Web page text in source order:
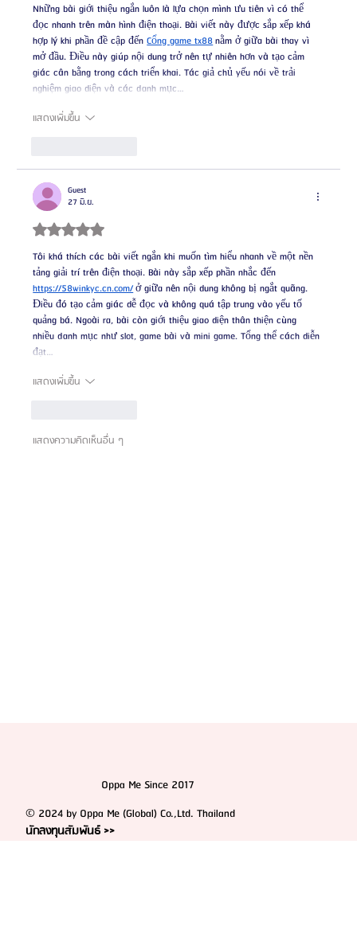
Những bài giới thiệu ngắn luôn là lựa chọn mình ưu tiên vì có thể
đọc nhanh trên màn hình điện thoại. Bài viết này được sắp xếp khá
hợp lý khi phần đề cập đến Cổng game tx88 nằm ở giữa bài thay vì
mở đầu. Điều này giúp nội dung trở nên tự nhiên hơn và tạo cảm
giác cân bằng trong cách triển khai. Tác giả chủ yếu nói về trải
nghiệm giao diện và các danh mục…
แสดงเพิ่มขึ้น
Guest
27 มิ.ย.
ได้รับ 5 เต็ม 5 ดาว
Tôi khá thích các bài viết ngắn khi muốn tìm hiểu nhanh về một nền
tảng giải trí trên điện thoại. Bài này sắp xếp phần nhắc đến
https://58winkyc.cn.com/ ở giữa nên nội dung không bị ngắt quãng.
Điều đó tạo cảm giác dễ đọc và không quá tập trung vào yếu tố
quảng bá. Ngoài ra, bài còn giới thiệu giao diện thân thiện cùng
nhiều danh mục như slot, game bài và mini game. Tổng thể cách diễn
đạt…
แสดงเพิ่มขึ้น
แสดงความคิดเห็นอื่น ๆ
Oppa Me Since 2017
© 2024 by Oppa Me (Global) Co.,Ltd. Thailand
นักลงทุนสัมพันธ์ >>